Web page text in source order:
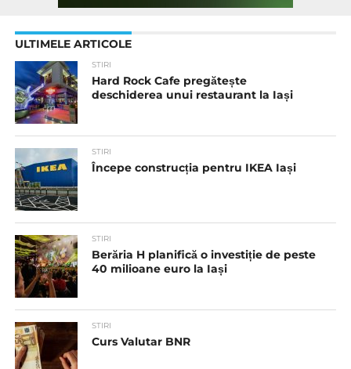
ULTIMELE ARTICOLE
STIRI
Hard Rock Cafe pregătește
deschiderea unui restaurant la Iași
STIRI
Începe construcția pentru IKEA Iași
STIRI
Berăria H planifică o investiție de peste
40 milioane euro la Iași
STIRI
Curs Valutar BNR